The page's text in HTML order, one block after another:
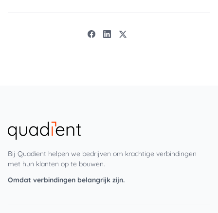
Bij Quadient helpen we bedrijven om krachtige verbindingen
met hun klanten op te bouwen.
Omdat verbindingen belangrijk zijn.